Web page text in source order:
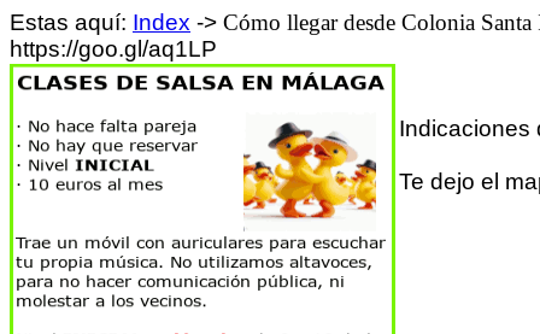
Estas aquí: Index -> Cómo llegar desde Colonia Santa
https://goo.gl/aq1LP
Indicaciones
Te dejo el